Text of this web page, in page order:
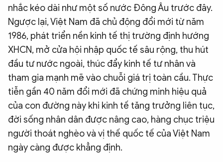
nhắc kéo dài như một số nước Đông Âu trước đây.
Ngược lại, Việt Nam đã chủ động đổi mới từ năm
1986, phát triển nền kinh tế thị trường định hướng
XHCN, mở cửa hội nhập quốc tế sâu rộng, thu hút
đầu tư nước ngoài, thúc đẩy kinh tế tư nhân và
tham gia mạnh mẽ vào chuỗi giá trị toàn cầu. Thực
tiễn gần 40 năm đổi mới đã chứng minh hiệu quả
của con đường này khi kinh tế tăng trưởng liên tục,
đời sống nhân dân được nâng cao, hàng chục triệu
người thoát nghèo và vị thế quốc tế của Việt Nam
ngày càng được khẳng định.